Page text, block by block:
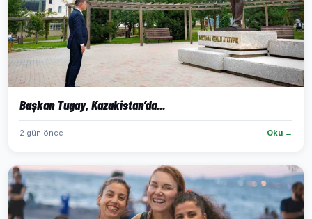
Başkan Tugay, Kazakistan’da...
2 gün önce Oku →